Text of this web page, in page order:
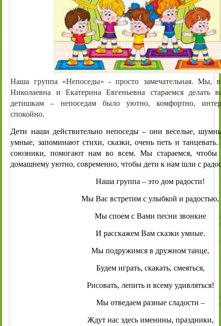
Наша группа «Непоседы» - просто замечательная. Мы,
Николаевна и Екатерина Евгеньевна стараемся делать
детишкам – непоседам было уютно, комфортно,
спокойно.
Дети наши действительно непоседы – они веселые,
умные, запоминают стихи, сказки, очень петь и
союзники, помогают нам во всем. Мы стараемся,
домашнему уютно, современно, чтобы дети к нам шли с
Наша группа – это дом радости!
Мы Вас встретим с улыбкой и радостью,
Мы споем с Вами песни звонкие
И расскажем Вам сказки умные.
Мы подружимся в дружном танце,
Будем играть, скакать, смеяться,
Рисовать, лепить и всему удивляться!
Мы отведаем разные сладости –
Ждут нас здесь именины, праздники,